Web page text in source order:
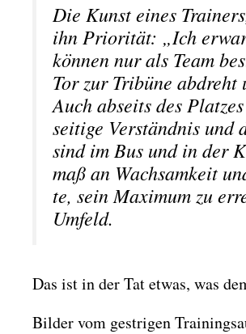
Die Kunst eines
ihn Prio­ri­tät: „Ich
kön­nen nur als Team
Tor zur Tri­bü­ne
Auch abseits des
sei­ti­ge Ver­ständ­nis und
sind im Bus und in der
maß an Wach­sam­keit
te, sein Maxi­mum zu
Umfeld.
Das ist in der Tat etwas, was
Bil­der vom gest­ri­gen